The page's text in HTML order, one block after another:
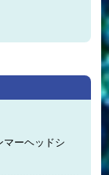
ーヘッドシ